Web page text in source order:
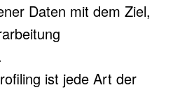
Daten mit dem Ziel,
ist jede Art der